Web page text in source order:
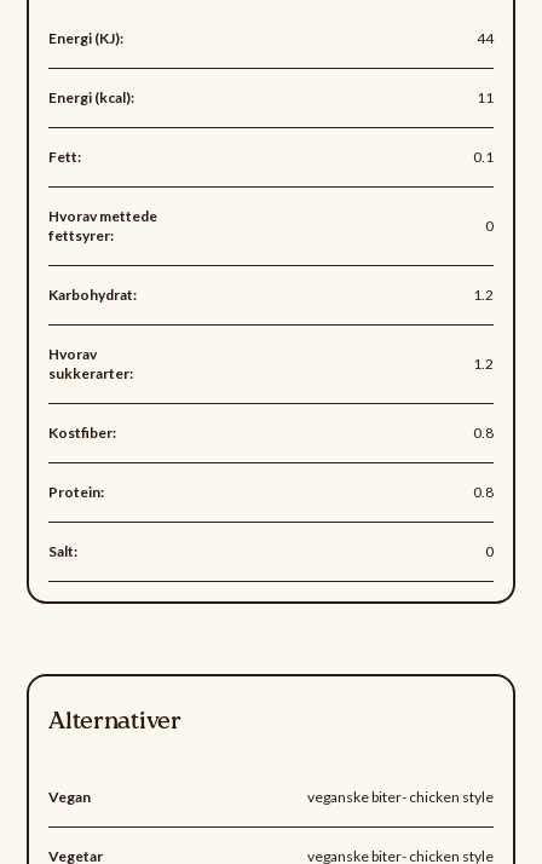
Energi (KJ): 44
Energi (kcal): 11
Fett: 0.1
Hvorav mettede
fettsyrer:
0
Karbohydrat: 1.2
Hvorav
sukkerarter:
1.2
Kostfiber: 0.8
Protein: 0.8
Salt: 0
Alternativer
Vegan veganske biter- chicken style
Vegetar veganske biter- chicken style